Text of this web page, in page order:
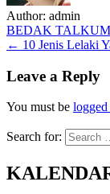
Author: admin
Post
navigation
BEDAK
← 10 Jenis Lelaki
Leave a Reply
You must be logged
Search for: